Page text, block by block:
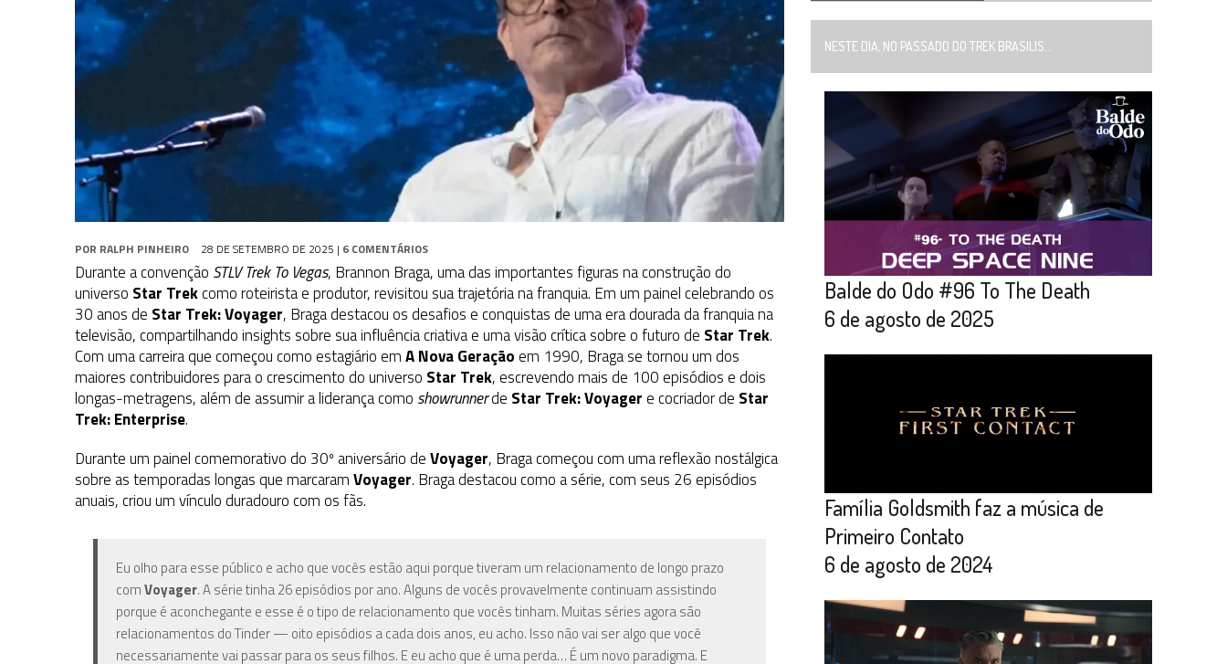
POR RALPH PINHEIRO 28 DE SETEMBRO DE 2025 | 6 COMENTÁRIOS
Durante a convenção STLV Trek To Vegas, Brannon Braga, uma das importantes figuras na construção do
universo Star Trekcomo roteirista e produtor, revisitou sua trajetória na franquia. Em um painel celebrando os
30 anos de Star Trek: Voyager, Braga destacou os desafios e conquistas de uma era dourada da franquia na
televisão, compartilhando insights sobre sua influência criativa e uma visão crítica sobre o futuro de Star Trek.
Com uma carreira que começou como estagiário emA Nova Geraçãoem 1990, Braga se tornou um dos
maiores contribuidores para o crescimento do universo Star Trek, escrevendo mais de 100 episódios e dois
longas-metragens, além de assumir a liderança como showrunnerde Star Trek: Voyagere cocriador de Star
Trek: Enterprise.
Durante um painel comemorativo do 30º aniversário deVoyager, Bragacomeçou com uma reflexão nostálgica
sobre as temporadas longas que marcaramVoyager. Braga destacou como a série, com seus 26 episódios
anuais, criou um vínculo duradouro com os fãs.
Eu olho para esse público e acho que vocês estão aqui porque tiveram um relacionamento de longo prazo
comVoyager. A sérietinha 26 episódios por ano. Alguns de vocês provavelmente continuam assistindo
porque é aconchegante e esse é o tipo de relacionamento que vocês tinham. Muitas séries agora são
relacionamentos do Tinder — oito episódios a cada dois anos, eu acho. Isso não vai ser algo que você
necessariamente vai passar para os seus filhos. E eu acho que é uma perda… É um novo paradigma. E
NESTE DIA, NO PASSADO DO TREK BRASILIS...
Balde do Odo #96 To The Death
6 de agosto de 2025
Família Goldsmith faz a música de
Primeiro Contato
6 de agosto de 2024